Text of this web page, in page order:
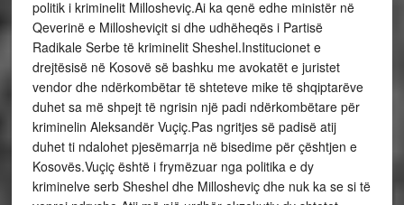
politik i kriminelit Millosheviç.Ai ka qenë edhe ministër në
Qeverinë e Millosheviçit si dhe udhëheqës i Partisë
Radikale Serbe të kriminelit Sheshel.Institucionet e
drejtësisë në Kosovë së bashku me avokatët e juristet
vendor dhe ndërkombëtar të shteteve mike të shqiptarëve
duhet sa më shpejt të ngrisin një padi ndërkombëtare për
kriminelin Aleksandër Vuçiç.Pas ngritjes së padisë atij
duhet ti ndalohet pjesëmarrja në bisedime për çështjen e
Kosovës.Vuçiç është i frymëzuar nga politika e dy
kriminelve serb Sheshel dhe Millosheviç dhe nuk ka se si të